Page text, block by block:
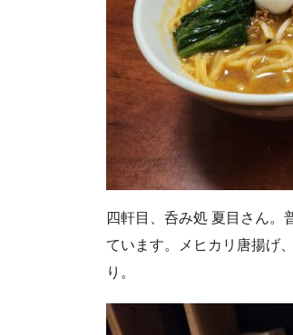
四軒目、呑み処 夏目さん。
ています。メヒカリ唐揚げ
り。